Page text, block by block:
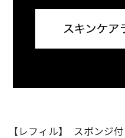
【レフィル】 スポンジ